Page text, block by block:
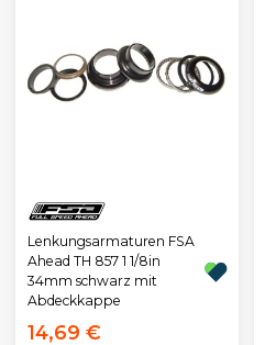
Lenkungsarmaturen FSA
Ahead TH 857 1 1/8in
34mm schwarz mit
Abdeckkappe
14,69 €